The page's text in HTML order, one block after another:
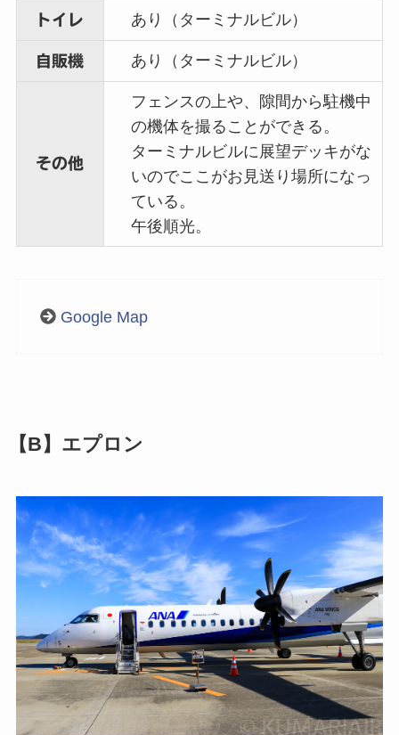
トイレ あり（ターミナルビル）
自販機 あり（ターミナルビル）
その他
フェンスの上や、隙間から駐機中
の機体を撮ることができる。
ターミナルビルに展望デッキがな
いのでここがお見送り場所になっ
ている。
午後順光。
Google Map
【B】エプロン